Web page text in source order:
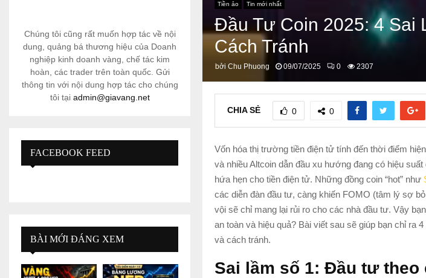
Tiền ảo Tin mới nhất
Đầu Tư Coin 2025: 4 Sai
Cách Tránh
bởi Chu Phuong 09/07/2025 0 2307
CHIA SẺ 0 0
Vốn hóa thị trường tiền điện tử tính đến thời điểm
và nhiều Altcoin dẫn đầu xu hướng đang có hiệu
hứa hẹn cho tiền điện tử. Những đồng coin “hot” như
các diễn đàn đầu tư, càng khiến FOMO (tâm lý sợ
vội sẽ chỉ mang lại rủi ro cho các nhà đầu tư. Vậy
an toàn và hiệu quả? Bài viết sau sẽ giúp bạn chỉ ra
và cách tránh.
Sai lầm số 1: Đầu tư theo
Chúng tôi cũng rất muốn hợp tác về nội
dung, quảng bá thương hiệu của Doanh
nghiệp kinh doanh vàng, chế tác kim
hoàn, các trader trên toàn quốc. Gửi
thông tin với nội dung hợp tác cho chúng
tôi tại admin@giavang.net
FACEBOOK FEED
BÀI MỚI ĐÁNG XEM